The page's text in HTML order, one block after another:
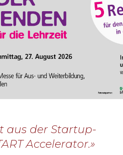
aus der Startup-
Accelerator.»